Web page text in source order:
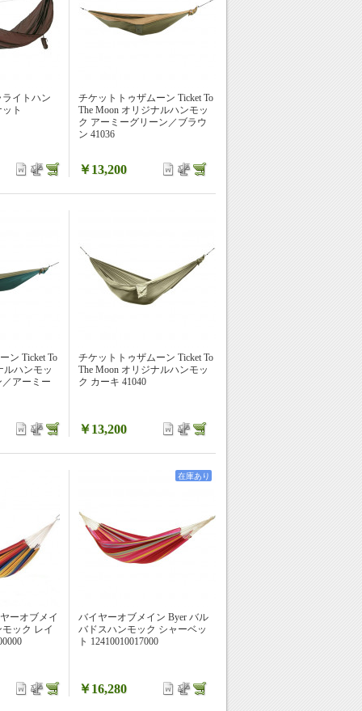
イトハン
ト
チケットトゥザムーン Ticket To
The Moon オリジナルハンモッ
ク アーミーグリーン／ブラウ
ン 41036
￥13,200
ン Ticket To
ルハンモッ
アーミー
チケットトゥザムーン Ticket To
The Moon オリジナルハンモッ
ク カーキ 41040
￥13,200
ーオブメイ
ック レイ
バイヤーオブメイン Byer バル
バドスハンモック シャーベッ
ト 12410010017000
￥16,280
在庫あり